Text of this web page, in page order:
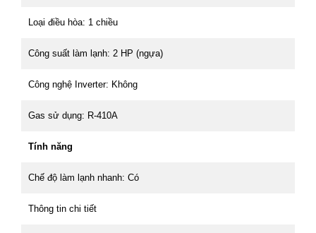
Loại điều hòa: 1 chiều
Công suất làm lạnh: 2 HP (ngựa)
Công nghệ Inverter: Không
Gas sử dụng: R-410A
Tính năng
Chế độ làm lạnh nhanh: Có
Thông tin chi tiết